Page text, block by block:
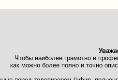
Чтобы наиболее грамотно и
как можно более полно и точно